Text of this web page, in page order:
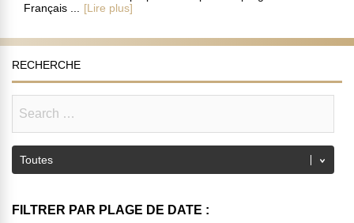
Français ...
[Lire plus]
RECHERCHE
FILTRER PAR PLAGE DE DATE :